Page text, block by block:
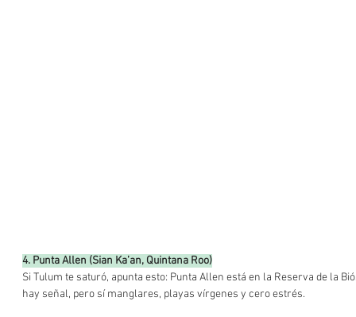
4. Punta Allen (Sian Ka’an, Quintana Roo)
Si Tulum te saturó, apunta esto: Punta Allen está en la Reserva de la
hay señal, pero sí manglares, playas vírgenes y cero estrés.